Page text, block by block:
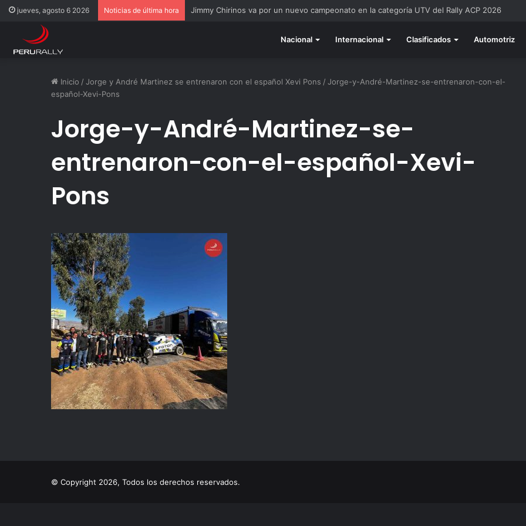
jueves, agosto 6 2026 Noticias de última hora Jimmy Chirinos va por un nuevo campeonato en la categoría UTV del Rally ACP 2026
Nacional Internacional Clasificados Automotriz
Inicio / Jorge y André Martinez se entrenaron con el español Xevi Pons / Jorge-y-André-Martinez-se-entrenaron-con-el-
español-Xevi-Pons
Jorge-y-André-Martinez-se-
entrenaron-con-el-español-Xevi-
Pons
© Copyright 2026, Todos los derechos reservados.